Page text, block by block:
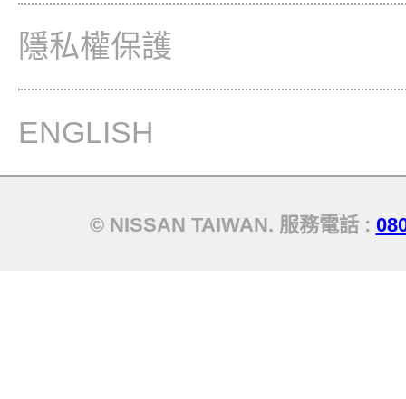
隱私權保護
ENGLISH
© NISSAN TAIWAN. 服務電話 :